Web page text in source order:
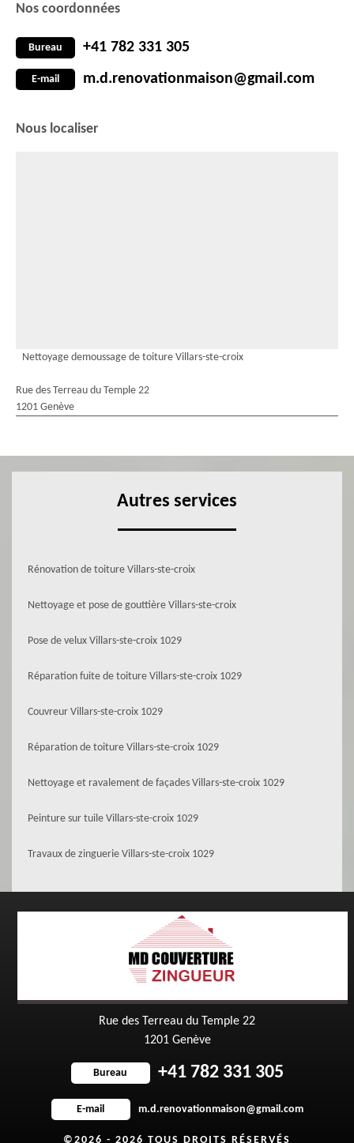
Nos coordonnées
Bureau +41 782 331 305
E-mail m.d.renovationmaison@gmail.com
Nous localiser
Nettoyage demoussage de toiture Villars-ste-croix
Rue des Terreau du Temple 22
1201 Genève
Autres services
Rénovation de toiture Villars-ste-croix
Nettoyage et pose de gouttière Villars-ste-croix
Pose de velux Villars-ste-croix 1029
Réparation fuite de toiture Villars-ste-croix 1029
Couvreur Villars-ste-croix 1029
Réparation de toiture Villars-ste-croix 1029
Nettoyage et ravalement de façades Villars-ste-croix 1029
Peinture sur tuile Villars-ste-croix 1029
Travaux de zinguerie Villars-ste-croix 1029
Rue des Terreau du Temple 22
1201 Genève
Bureau +41 782 331 305
E-mail m.d.renovationmaison@gmail.com
©2026 - 2026 TOUS DROITS RÉSERVÉS